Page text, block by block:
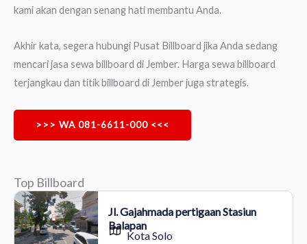
kami akan dengan senang hati membantu Anda.
Akhir kata, segera hubungi Pusat Billboard jika Anda sedang
mencari jasa sewa billboard di Jember. Harga sewa billboard
terjangkau dan titik billboard di Jember juga strategis.
>>> WA 081-6611-000 <<<
Top Billboard
Jl. Gajahmada pertigaan Stasiun
Balapan
Kota Solo